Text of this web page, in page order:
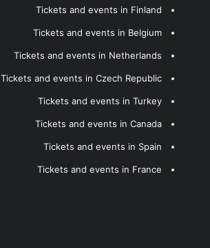
Tickets and events in Finland
Tickets and events in Belgium
Tickets and events in Netherlands
Tickets and events in Czech Republic
Tickets and events in Turkey
Tickets and events in Canada
Tickets and events in Spain
Tickets and events in France